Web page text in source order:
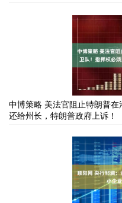
中博策略 美法官阻止特朗普
还给州长，特朗普政府上诉！